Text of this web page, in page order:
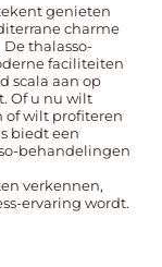
genieten
charme
thalasso-
faciliteiten
scala aan op
Of u nu wilt
of wilt profiteren
biedt een
behandelingen
verkennen,
ervaring wordt.